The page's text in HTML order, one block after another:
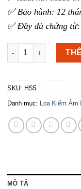
✅ Bảo hành: 12
✅ Đầy đủ chứng
Loa Kiểm Âm
SKU: HS5
Danh mục: Loa Kiểm Âm
MÔ TẢ